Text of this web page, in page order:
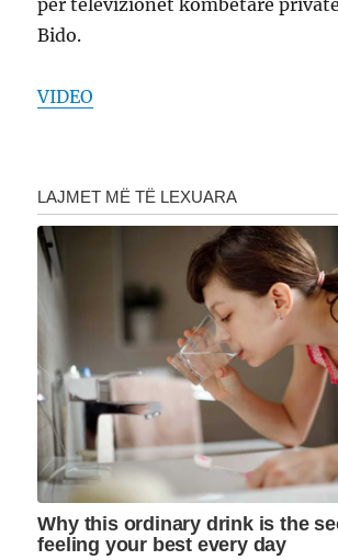
për televizionet kombëtare
Bido.
VIDEO